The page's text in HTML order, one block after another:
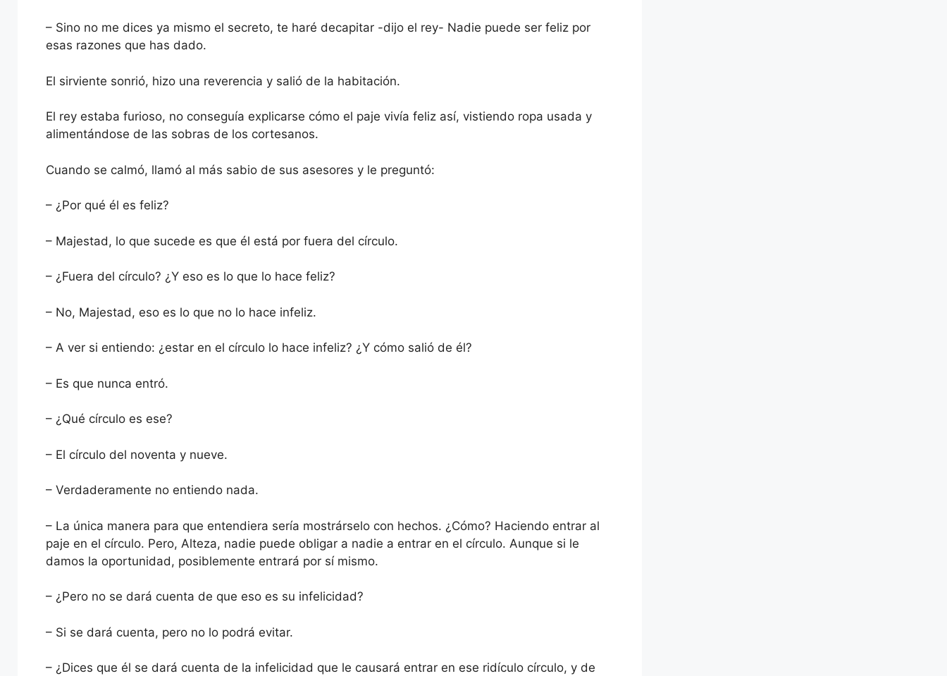
– Sino no me dices ya mismo el secreto, te haré decapitar -dijo el rey- Nadie puede ser feliz por
esas razones que has dado.
El sirviente sonrió, hizo una reverencia y salió de la habitación.
El rey estaba furioso, no conseguía explicarse cómo el paje vivía feliz así, vistiendo ropa usada y
alimentándose de las sobras de los cortesanos.
Cuando se calmó, llamó al más sabio de sus asesores y le preguntó:
– ¿Por qué él es feliz?
– Majestad, lo que sucede es que él está por fuera del círculo.
– ¿Fuera del círculo? ¿Y eso es lo que lo hace feliz?
– No, Majestad, eso es lo que no lo hace infeliz.
– A ver si entiendo: ¿estar en el círculo lo hace infeliz? ¿Y cómo salió de él?
– Es que nunca entró.
– ¿Qué círculo es ese?
– El círculo del noventa y nueve.
– Verdaderamente no entiendo nada.
– La única manera para que entendiera sería mostrárselo con hechos. ¿Cómo? Haciendo entrar al
paje en el círculo. Pero, Alteza, nadie puede obligar a nadie a entrar en el círculo. Aunque si le
damos la oportunidad, posiblemente entrará por sí mismo.
– ¿Pero no se dará cuenta de que eso es su infelicidad?
– Si se dará cuenta, pero no lo podrá evitar.
– ¿Dices que él se dará cuenta de la infelicidad que le causará entrar en ese ridículo círculo, y de